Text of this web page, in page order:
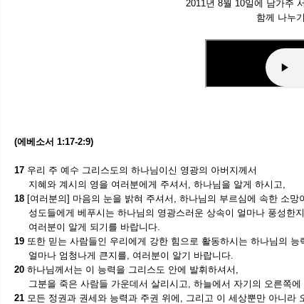
2011년 8월 10일에 남가주
함께 나누
(에베소서 1:17-2:9)
17 우리 주 예수 그리스도의 하나님이신 영광의 아버지께서
지혜와 계시의 영을 여러분에게 주셔서, 하나님을 알게 하시고,
18 [여러분의] 마음의 눈을 밝혀 주셔서, 하나님의 부르심에 속한 소망
성도들에게 베푸시는 하나님의 영광스러운 상속이 얼마나 풍성한
여러분이 알게 되기를 바랍니다.
19 또한 믿는 사람들인 우리에게 강한 힘으로 활동하시는 하나님의 능
얼마나 엄청나게 큰지를, 여러분이 알기 바랍니다.
20 하나님께서는 이 능력을 그리스도 안에 발휘하셔서,
그분을 죽은 사람들 가운데서 살리시고, 하늘에서 자기의 오른쪽에
21 모든 정권과 권세와 능력과 주권 위에, 그리고 이 세상뿐만 아니라